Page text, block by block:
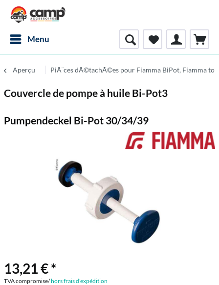
Menu
Aperçu PiÃ¨ces dÃ©tachÃ©es pour Fiamma BiPot, Fiamma
Couvercle de pompe à huile Bi-Pot3
Pumpendeckel Bi-Pot 30/34/39
13,21 € *
TVA compromise/hors frais d'expédition